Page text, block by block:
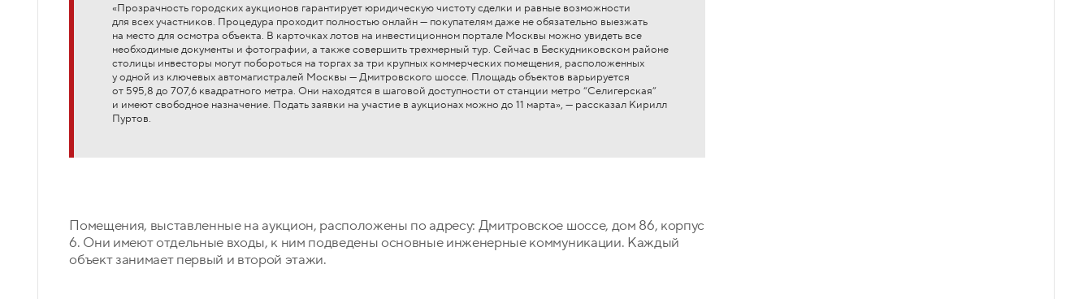
«Прозрачность городских аукционов гарантирует юридическую чистоту сделки и равные возможности
для всех участников. Процедура проходит полностью онлайн — покупателям даже не обязательно выезжать
на место для осмотра объекта. В карточках лотов на инвестиционном портале Москвы можно увидеть все
необходимые документы и фотографии, а также совершить трехмерный тур. Сейчас в Бескудниковском районе
столицы инвесторы могут побороться на торгах за три крупных коммерческих помещения, расположенных
у одной из ключевых автомагистралей Москвы — Дмитровского шоссе. Площадь объектов варьируется
от 595,8 до 707,6 квадратного метра. Они находятся в шаговой доступности от станции метро “Селигерская”
и имеют свободное назначение. Подать заявки на участие в аукционах можно до 11 марта», — рассказал Кирилл
Пуртов.
Помещения, выставленные на аукцион, расположены по адресу: Дмитровское шоссе, дом 86, корпус
6. Они имеют отдельные входы, к ним подведены основные инженерные коммуникации. Каждый
объект занимает первый и второй этажи.